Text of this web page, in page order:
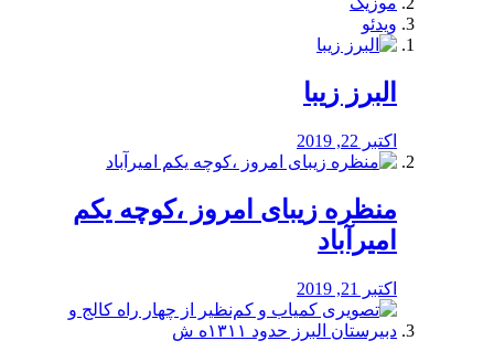
ویدئو
البرز زیبا
اکتبر 22, 2019
منظره‌‌ زیبای امروز ،کوچه یکم
امیرآباد
اکتبر 21, 2019